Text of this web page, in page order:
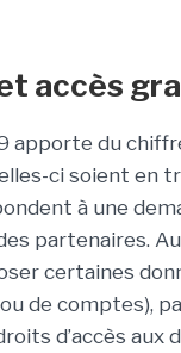
accès
apporte du
ci soient en
à une
partenaires.
certaines
de comptes),
d’accès